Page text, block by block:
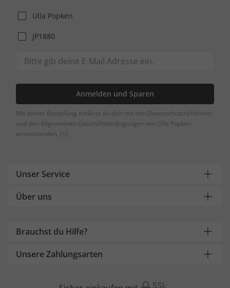
Ulla Popken
JP1880
Anmelden und Sparen
Mit deiner Bestellung erklärst du dich mit den Datenschutzrichtlinien
und den Allgemeinen Geschäftsbedingungen von Ulla Popken
einverstanden. [+]
Unser Service
Über uns
Brauchst du Hilfe?
Unsere Zahlungsarten